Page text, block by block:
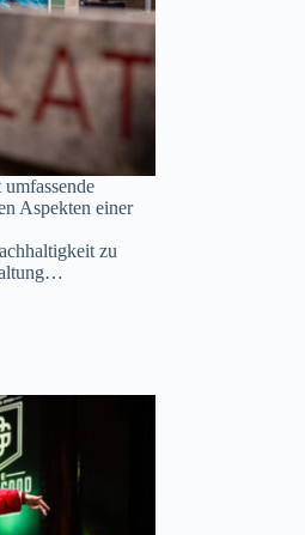
Aspekten einer
zu